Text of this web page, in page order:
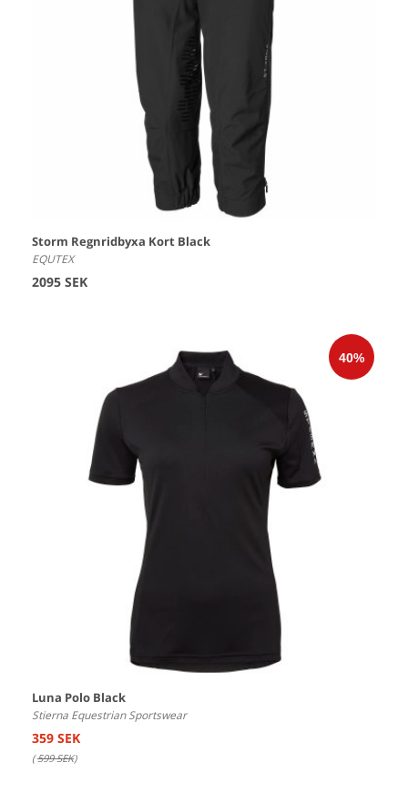
Storm Regnridbyxa Kort Black
EQUTEX
2095 SEK
Luna Polo Black
Stierna Equestrian Sportswear
359 SEK
(599 SEK)